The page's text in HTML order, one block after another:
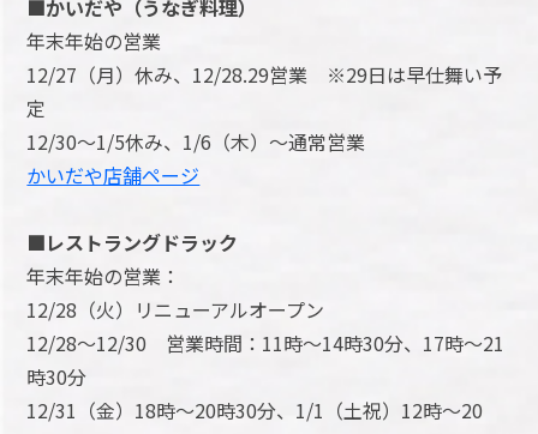
■かいだや（うなぎ料理）
年末年始の営業
12/27（月）休み、12/28.29営業 ※29日は早仕舞い予
定
12/30～1/5休み、1/6（木）～通常営業
かいだや店舗ページ
■レストラングドラック
年末年始の営業：
12/28（火）リニューアルオープン
12/28～12/30 営業時間：11時～14時30分、17時～21
時30分
12/31（金）18時～20時30分、1/1（土祝）12時～20